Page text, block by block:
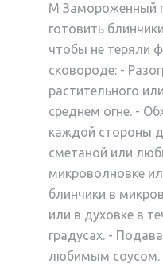
М Замороженный
готовить
чтобы не теряли
сковороде: -
растительного
среднем огне. -
каждой стороны
сметаной или
микроволновке
блинчики в
или в духовке в
градусах. -
любимым соусом.